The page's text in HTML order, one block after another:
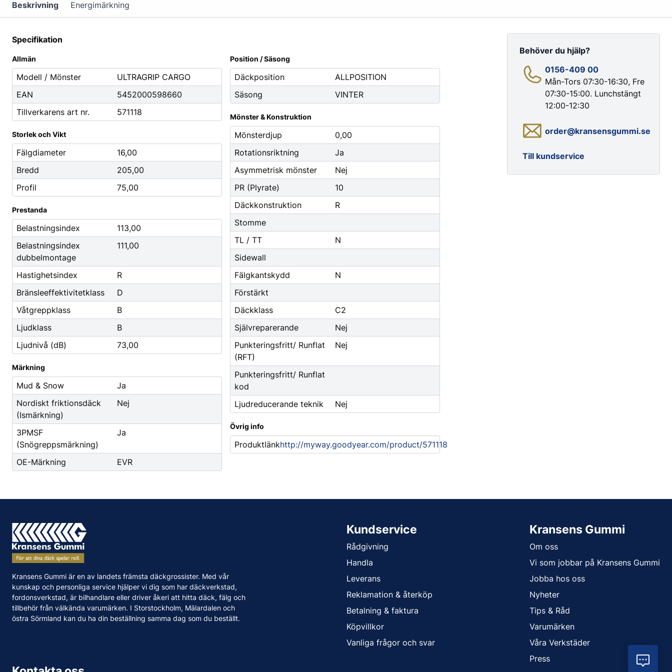
Nipplar
Stålborstar
Smörjfett
Städ, Hygien & Kontor
Avfallshantering
Papper
Pennor
Däcketiketter
Tejp
Batterier
Fordonsbatterier
Småbatterier
Startbooster
Fordonstillbehör
Vinter
Fritid
Fordonsbelysning
Torkarblad
Färg & Rostskydd
Godis & Dryck
Beskrivning Energimärkning
Specifikation
Allmän
Modell / Mönster
ULTRAGRIP CARGO
EAN
5452000598660
Tillverkarens art nr.
571118
Storlek och Vikt
Fälgdiameter
16,00
Bredd
205,00
Profil
75,00
Prestanda
Belastningsindex
113,00
Belastningsindex
dubbelmontage
111,00
Hastighetsindex
R
Bränsleeffektivitetklass
D
Våtgreppklass
B
Ljudklass
B
Ljudnivå (dB)
73,00
Märkning
Mud & Snow
Ja
Nordiskt friktionsdäck
(Ismärkning)
Nej
3PMSF
(Snögreppsmärkning)
Ja
OE-Märkning EVR
Position / Säsong
Däckposition
ALLPOSITION
Säsong
VINTER
Mönster & Konstruktion
Mönsterdjup
0,00
Rotationsriktning
Ja
Asymmetrisk mönster
Nej
PR (Plyrate)
10
Däckkonstruktion
R
Stomme
TL / TT
N
Sidewall
Fälgkantskydd
N
Förstärkt
Däckklass
C2
Självreparerande
Nej
Punkteringsfritt/ Runflat
(RFT)
Nej
Punkteringsfritt/ Runflat
kod
Ljudreducerande teknik
Nej
Övrig info
Produktlänkhttp://myway.goodyear.com/product/571118
Behöver du hjälp?
0156-409 00
Mån-Tors 07:30-16:30, Fre
07:30-15:00. Lunchstängt
12:00-12:30
order@kransensgummi.se
Till kundservice
Kransens Gummi är en av landets främsta däckgrossister. Med vår
kunskap och personliga service hjälper vi dig som har däckverkstad,
fordonsverkstad, är bilhandlare eller driver åkeri att hitta däck, fälg och
tillbehör från välkända varumärken. I Storstockholm, Mälardalen och
östra Sörmland kan du ha din beställning samma dag som du beställt.
Kundservice
Rådgivning
Handla
Leverans
Reklamation & återköp
Betalning & faktura
Köpvillkor
Vanliga frågor och svar
Kransens Gummi
Om oss
Vi som jobbar på Kransens Gummi
Jobba hos oss
Nyheter
Tips & Råd
Varumärken
Våra Verkstäder
Press